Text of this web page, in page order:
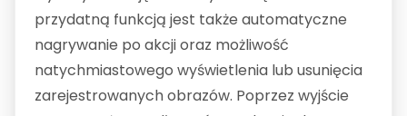
przydatną funkcją jest także automatyczne
nagrywanie po akcji oraz możliwość
natychmiastowego wyświetlenia lub usunięcia
zarejestrowanych obrazów. Poprzez wyjście